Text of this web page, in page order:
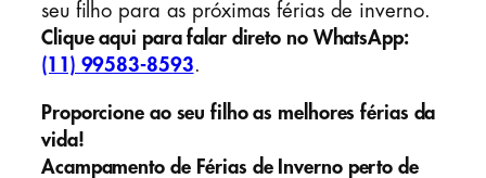
seu filho para as próximas férias de inverno.
Clique aqui para falar direto no WhatsApp:
(11) 99583-8593.
Proporcione ao seu filho as melhores férias da
vida!
Acampamento de Férias de Inverno perto de